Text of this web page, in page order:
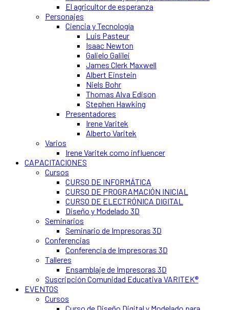
El agricultor de esperanza
Personajes
Ciencia y Tecnología
Luis Pasteur
Isaac Newton
Galielo Galilei
James Clerk Maxwell
Albert Einstein
Niels Bohr
Thomas Alva Edison
Stephen Hawking
Presentadores
Irene Varitek
Alberto Varitek
Varios
Irene Varitek como influencer
CAPACITACIONES
Cursos
CURSO DE INFORMÁTICA
CURSO DE PROGRAMACIÓN INICIAL
CURSO DE ELECTRÓNICA DIGITAL
Diseño y Modelado 3D
Seminarios
Seminario de Impresoras 3D
Conferencias
Conferencia de Impresoras 3D
Talleres
Ensamblaje de Impresoras 3D
Suscripción Comunidad Educativa VARITEK®
EVENTOS
Cursos